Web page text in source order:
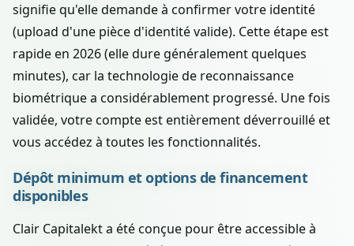
signifie qu'elle demande à confirmer votre identité
(upload d'une pièce d'identité valide). Cette étape est
rapide en 2026 (elle dure généralement quelques
minutes), car la technologie de reconnaissance
biométrique a considérablement progressé. Une fois
validée, votre compte est entièrement déverrouillé et
vous accédez à toutes les fonctionnalités.
Dépôt minimum et options de financement
disponibles
Clair Capitalekt a été conçue pour être accessible à